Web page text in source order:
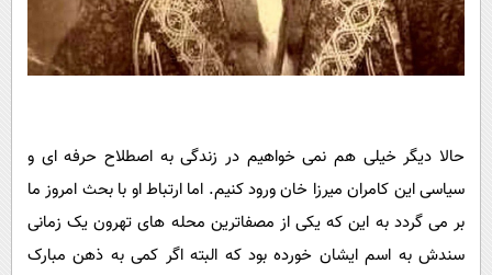
حالا دیگر خیلی هم نمی خواهیم در زندگی به اصطلاح حرفه ای و
سیاسی این کامران میرزا خان ورود کنیم. اما ارتباط او با بحث امروز ما
بر می گردد به این که یکی از مصفاترین محله های تهرون یک زمانی
سندش به اسم ایشان خورده بود که البته اگر کمی به ذهن مبارک